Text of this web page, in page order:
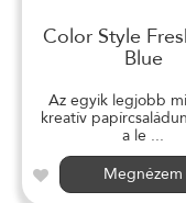
Color Style
Blue
Az egyik legjobb
kreatív
a le ...
Megnézem